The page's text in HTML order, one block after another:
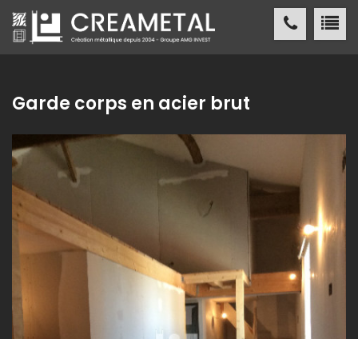
CREAMETAL Création métallique
FABRICATION MÉTALLIQUE
RÉALISATIONS
NOS RÉFÉRENCES
ACTUALITÉS/ PRESSE
CONTACT
Garde corps en acier brut